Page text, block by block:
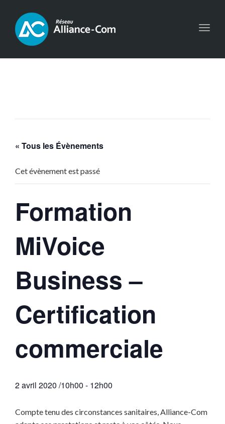
« Tous les Évènements
Cet évènement est passé
Formation
MiVoice
Business –
Certification
commerciale
2 avril 2020 /10h00 - 12h00
Compte tenu des circonstances sanitaires, Alliance-Com